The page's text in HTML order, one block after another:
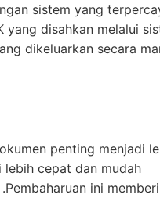
sistem yang
yang disahkan melalui
dikeluarkan secara
penting menjadi
lebih cepat dan mudah
ini